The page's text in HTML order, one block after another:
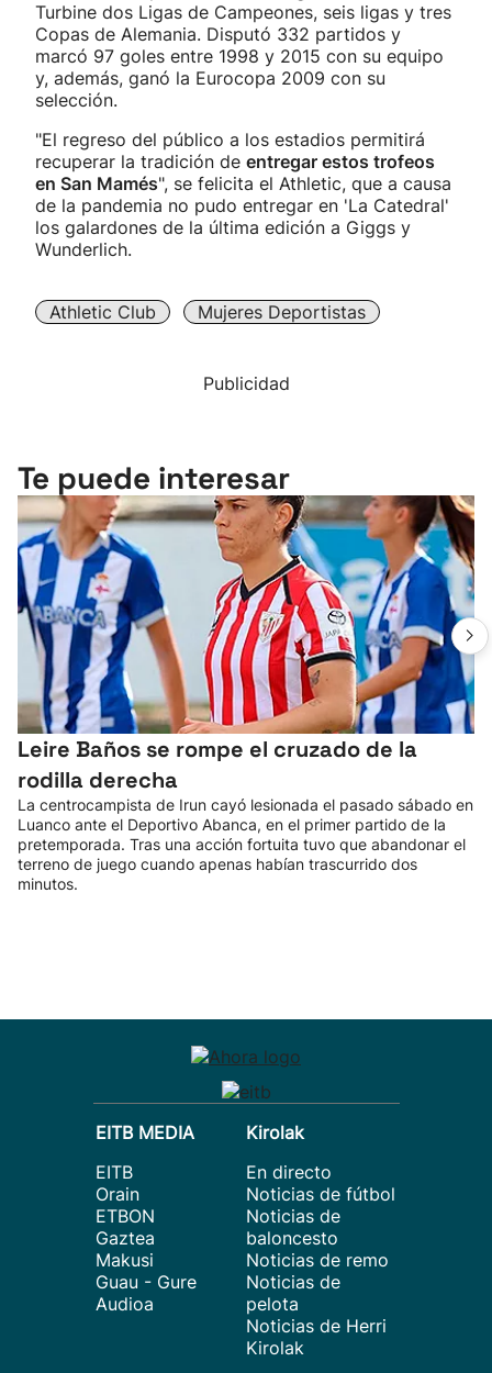
Turbine dos Ligas de Campeones, seis ligas y tres
Copas de Alemania. Disputó 332 partidos y
marcó 97 goles entre 1998 y 2015 con su equipo
y, además, ganó la Eurocopa 2009 con su
selección.
"El regreso del público a los estadios permitirá
recuperar la tradición de entregar estos trofeos
en San Mamés", se felicita el Athletic, que a causa
de la pandemia no pudo entregar en 'La Catedral'
los galardones de la última edición a Giggs y
Wunderlich.
Athletic Club Mujeres Deportistas
Publicidad
Te puede interesar
Leire Baños se rompe el cruzado de la
rodilla derecha
La centrocampista de Irun cayó lesionada el pasado sábado en
Luanco ante el Deportivo Abanca, en el primer partido de la
pretemporada. Tras una acción fortuita tuvo que abandonar el
terreno de juego cuando apenas habían trascurrido dos
minutos.
EITB MEDIA
EITB
Orain
ETBON
Gaztea
Makusi
Guau - Gure
Audioa
Kirolak
En directo
Noticias de fútbol
Noticias de
baloncesto
Noticias de remo
Noticias de
pelota
Noticias de Herri
Kirolak